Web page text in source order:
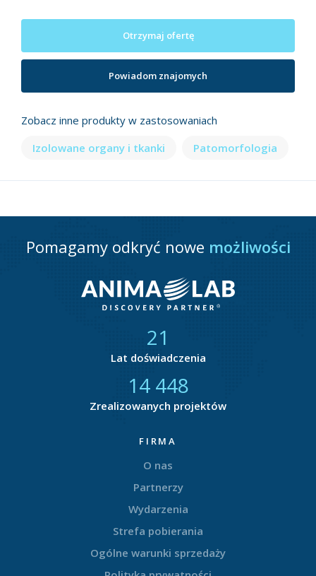
Otrzymaj ofertę
Powiadom znajomych
Zobacz inne produkty w zastosowaniach
Izolowane organy i tkanki
Patomorfologia
Pomagamy odkryć nowe możliwości
21
Lat doświadczenia
14 775
Zrealizowanych projektów
FIRMA
O nas
Partnerzy
Wydarzenia
Strefa pobierania
Ogólne warunki sprzedaży